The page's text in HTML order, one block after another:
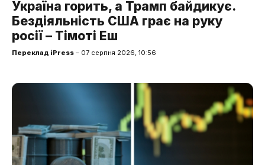
Україна горить, а Трамп байдикує.
Бездіяльність США грає на руку
росії – Тімоті Еш
Переклад iPress – 07 серпня 2026, 10:56